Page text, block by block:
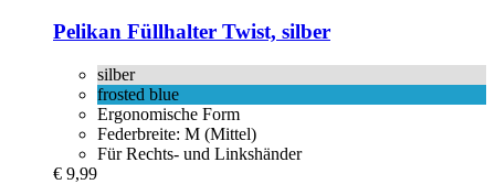
Pelikan Füllhalter Twist, silber
silber
frosted blue
Ergonomische Form
Federbreite: M (Mittel)
Für Rechts- und Linkshänder
€ 9,99